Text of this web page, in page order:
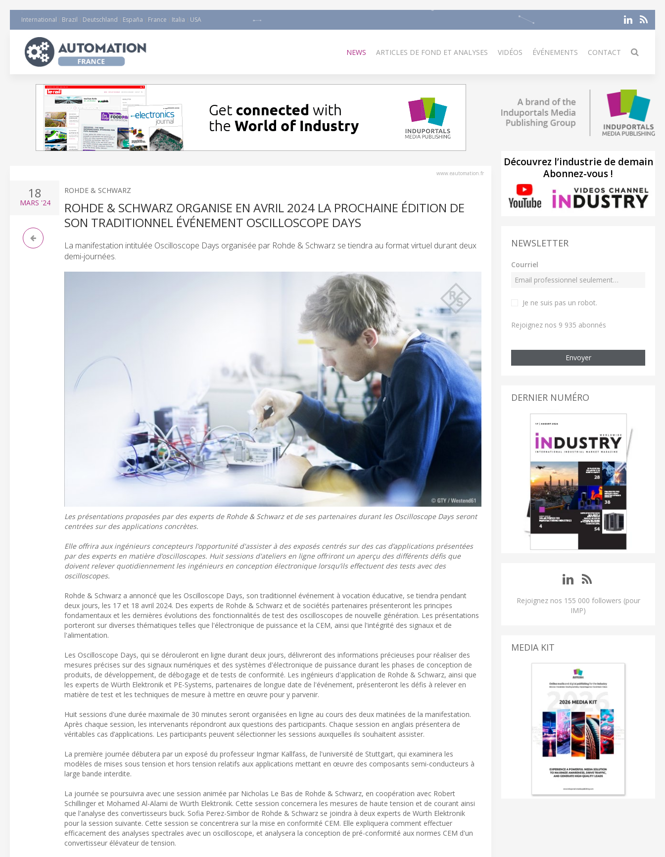
International Brazil Deutschland España France Italia USA
NEWS ARTICLES DE FOND ET ANALYSES VIDÉOS ÉVÉNEMENTS CONTACT
www.eautomation.fr
18
MARS '24
ROHDE & SCHWARZ
ROHDE & SCHWARZ ORGANISE EN AVRIL 2024 LA PROCHAINE ÉDITION DE
SON TRADITIONNEL ÉVÉNEMENT OSCILLOSCOPE DAYS
La manifestation intitulée Oscilloscope Days organisée par Rohde & Schwarz se tiendra au format virtuel durant deux
demi-journées.
Les présentations proposées par des experts de Rohde & Schwarz et de ses partenaires durant les Oscilloscope Days seront
centrées sur des applications concrètes.
Elle offrira aux ingénieurs concepteurs l’opportunité d'assister à des exposés centrés sur des cas d’applications présentées
par des experts en matière d’oscilloscopes. Huit sessions d'ateliers en ligne offriront un aperçu des différents défis que
doivent relever quotidiennement les ingénieurs en conception électronique lorsqu’ils effectuent des tests avec des
oscilloscopes.
Rohde & Schwarz a annoncé que les Oscilloscope Days, son traditionnel événement à vocation éducative, se tiendra pendant
deux jours, les 17 et 18 avril 2024. Des experts de Rohde & Schwarz et de sociétés partenaires présenteront les principes
fondamentaux et les dernières évolutions des fonctionnalités de test des oscilloscopes de nouvelle génération. Les présentations
porteront sur diverses thématiques telles que l'électronique de puissance et la CEM, ainsi que l'intégrité des signaux et de
l'alimentation.
Les Oscilloscope Days, qui se dérouleront en ligne durant deux jours, délivreront des informations précieuses pour réaliser des
mesures précises sur des signaux numériques et des systèmes d'électronique de puissance durant les phases de conception de
produits, de développement, de débogage et de tests de conformité. Les ingénieurs d'application de Rohde & Schwarz, ainsi que
les experts de Würth Elektronik et PE-Systems, partenaires de longue date de l'événement, présenteront les défis à relever en
matière de test et les techniques de mesure à mettre en œuvre pour y parvenir.
Huit sessions d'une durée maximale de 30 minutes seront organisées en ligne au cours des deux matinées de la manifestation.
Après chaque session, les intervenants répondront aux questions des participants. Chaque session en anglais présentera de
véritables cas d’applications. Les participants peuvent sélectionner les sessions auxquelles ils souhaitent assister.
La première journée débutera par un exposé du professeur Ingmar Kallfass, de l'université de Stuttgart, qui examinera les
modèles de mises sous tension et hors tension relatifs aux applications mettant en œuvre des composants semi-conducteurs à
large bande interdite.
La journée se poursuivra avec une session animée par Nicholas Le Bas de Rohde & Schwarz, en coopération avec Robert
Schillinger et Mohamed Al-Alami de Würth Elektronik. Cette session concernera les mesures de haute tension et de courant ainsi
que l'analyse des convertisseurs buck. Sofia Perez-Simbor de Rohde & Schwarz se joindra à deux experts de Würth Elektronik
pour la session suivante. Cette session se concentrera sur la mise en conformité CEM. Elle expliquera comment effectuer
efficacement des analyses spectrales avec un oscilloscope, et analysera la conception de pré-conformité aux normes CEM d'un
convertisseur élévateur de tension.
Découvrez l’industrie de demain
Abonnez-vous !
NEWSLETTER
Courriel
Je ne suis pas un robot.
Rejoignez nos 9 935 abonnés
Envoyer
DERNIER NUMÉRO
Rejoignez nos 155 000 followers (pour
IMP)
MEDIA KIT